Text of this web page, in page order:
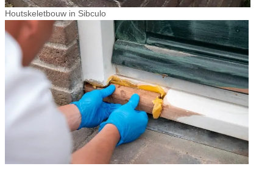
Houtskeletbouw in Sibculo